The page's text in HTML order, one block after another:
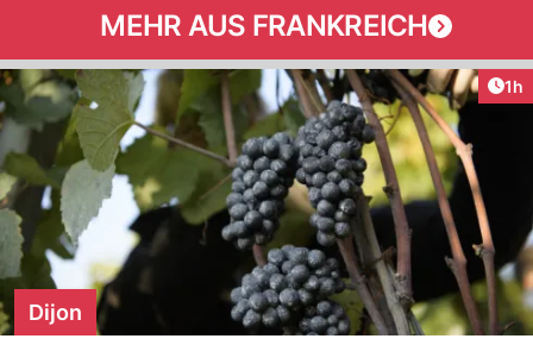
MEHR AUS FRANKREICH
1h
Dijon